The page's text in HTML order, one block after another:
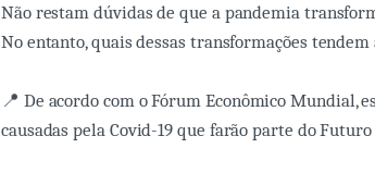
Não restam dúvidas de que a pandemia
No entanto, quais dessas transformações
📍 De acordo com o Fórum Econômico Mundial,
causadas pela Covid-19 que farão parte do